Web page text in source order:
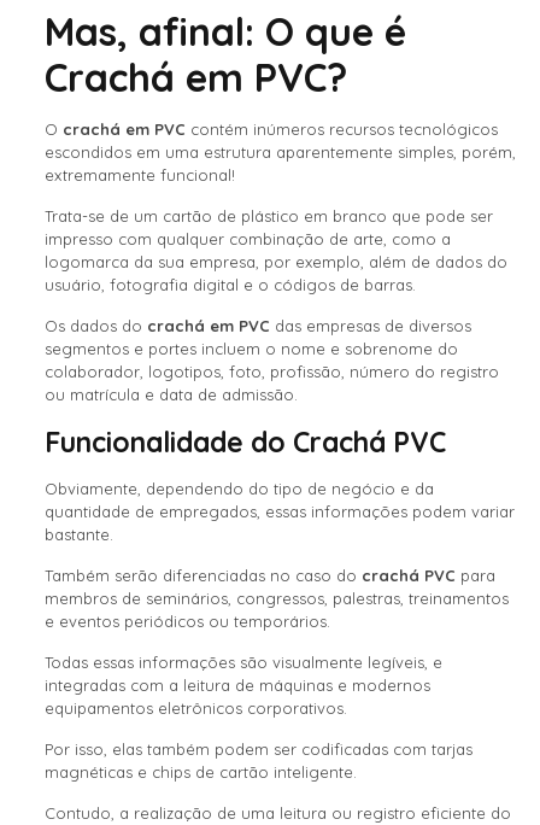
Mas, afinal: O que é
Crachá em PVC?
O crachá em PVC contém inúmeros recursos tecnológicos
escondidos em uma estrutura aparentemente simples, porém,
extremamente funcional!
Trata-se de um cartão de plástico em branco que pode ser
impresso com qualquer combinação de arte, como a
logomarca da sua empresa, por exemplo, além de dados do
usuário, fotografia digital e o códigos de barras.
Os dados do crachá em PVC das empresas de diversos
segmentos e portes incluem o nome e sobrenome do
colaborador, logotipos, foto, profissão, número do registro
ou matrícula e data de admissão.
Funcionalidade do Crachá PVC
Obviamente, dependendo do tipo de negócio e da
quantidade de empregados, essas informações podem variar
bastante.
Também serão diferenciadas no caso do crachá PVC para
membros de seminários, congressos, palestras, treinamentos
e eventos periódicos ou temporários.
Todas essas informações são visualmente legíveis, e
integradas com a leitura de máquinas e modernos
equipamentos eletrônicos corporativos.
Por isso, elas também podem ser codificadas com tarjas
magnéticas e chips de cartão inteligente.
Contudo, a realização de uma leitura ou registro eficiente do